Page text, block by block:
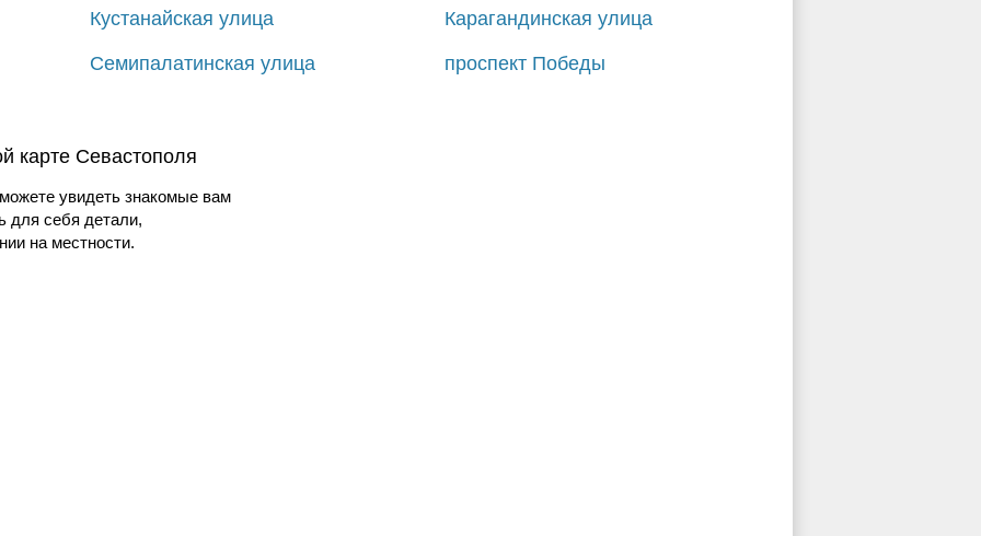
Кустанайская улица Карагандинская улица
Семипалатинская улица проспект Победы
карте Севастополя
увидеть знакомые вам
для себя детали,
на местности.